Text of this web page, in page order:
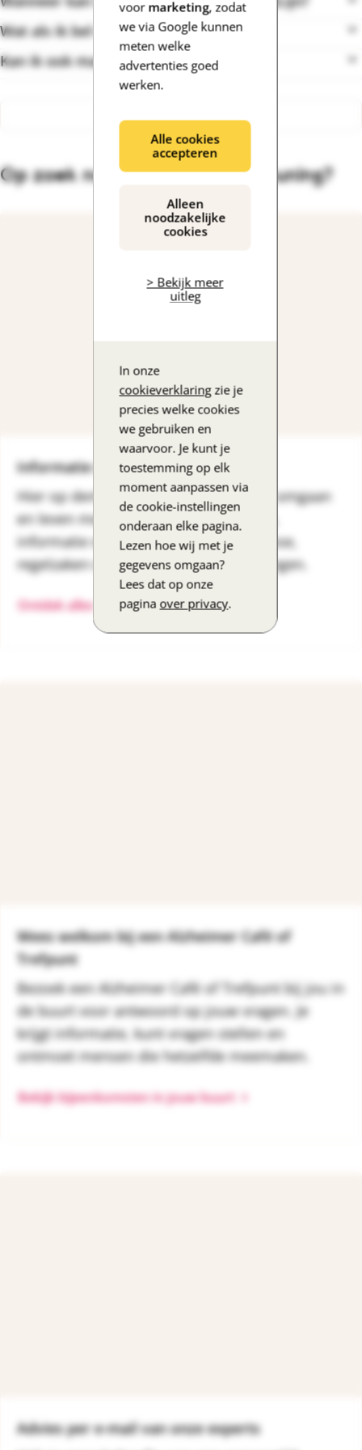
voor marketing, zodat
we via Google kunnen
meten welke
advertenties goed
werken.
Alle cookies
accepteren
Alleen
noodzakelijke
cookies
> Bekijk meer
uitleg
In onze
cookieverklaringzie je
precies welke cookies
we gebruiken en
waarvoor. Je kunt je
toestemming op elk
moment aanpassen via
de cookie-instellingen
onderaan elke pagina.
Lezen hoe wij met je
gegevens omgaan?
Lees dat op onze
pagina over privacy.
Wat als ik bel en er niemand opneemt?
Kan ik ook mailen of chatten?
Op zoek naar andere ondersteuning?
Informatie en tips op dementie.nl
Hier op dementie.nl vind je alles over omgaan
en leven met dementie. We delen tips,
informatie en verhalen over de diagnose,
regelzaken en omgaan met veranderingen.
Ontdek alles
Wees welkom bij een Alzheimer Café of
Trefpunt
Bezoek een Alzheimer Café of Trefpunt bij jou in
de buurt voor antwoord op jouw vragen. Je
krijgt informatie, kunt vragen stellen en
ontmoet mensen die hetzelfde meemaken.
Bekijk bijeenkomsten in jouw buurt
Advies per e-mail van onze experts